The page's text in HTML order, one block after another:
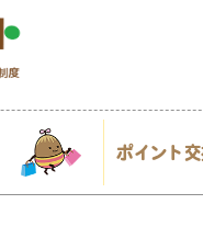
ポイント